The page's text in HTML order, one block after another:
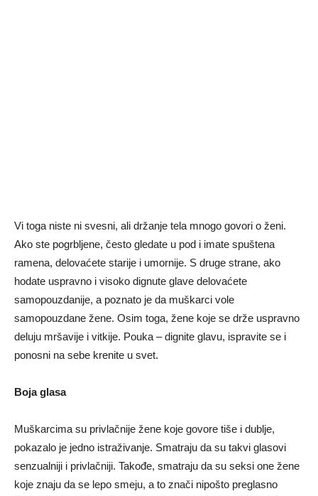
Vi toga niste ni svesni, ali držanje tela mnogo govori o ženi.
Ako ste pogrbljene, često gledate u pod i imate spuštena
ramena, delovaćete starije i umornije. S druge strane, ako
hodate uspravno i visoko dignute glave delovaćete
samopouzdanije, a poznato je da muškarci vole
samopouzdane žene. Osim toga, žene koje se drže uspravno
deluju mršavije i vitkije. Pouka – dignite glavu, ispravite se i
ponosni na sebe krenite u svet.
Boja glasa
Muškarcima su privlačnije žene koje govore tiše i dublje,
pokazalo je jedno istraživanje. Smatraju da su takvi glasovi
senzualniji i privlačniji. Takođe, smatraju da su seksi one žene
koje znaju da se lepo smeju, a to znači nipošto preglasno